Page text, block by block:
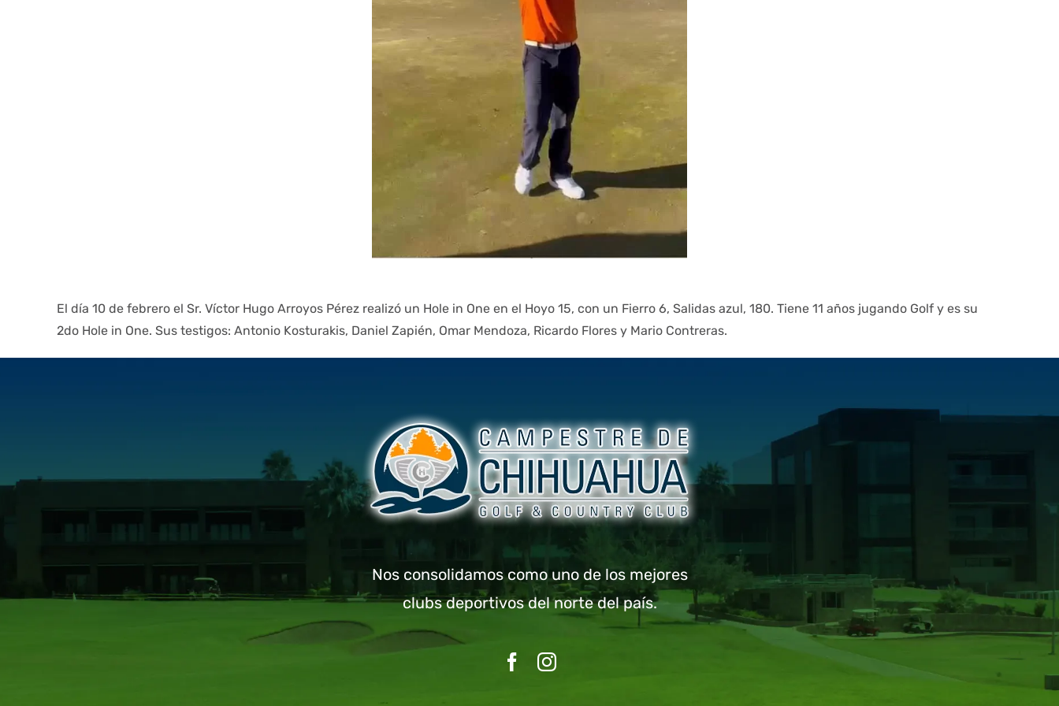
El día 10 de febrero el Sr. Víctor Hugo Arroyos Pérez realizó un Hole in One en el Hoyo 15, con un Fierro 6, Salidas azul, 180. Tiene 11 años jugando Golf y es su
2do Hole in One. Sus testigos: Antonio Kosturakis, Daniel Zapién, Omar Mendoza, Ricardo Flores y Mario Contreras.
Nos consolidamos como uno de los mejores
clubs deportivos del norte del país.